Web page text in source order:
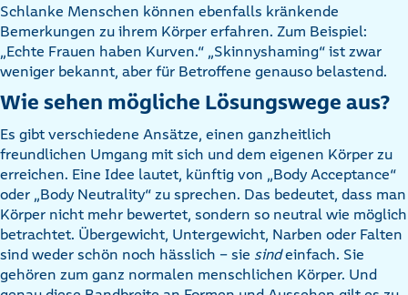
Schlanke Menschen können ebenfalls kränkende
Bemerkungen zu ihrem Körper erfahren. Zum Beispiel:
„Echte Frauen haben Kurven.“ „Skinnyshaming“ ist zwar
weniger bekannt, aber für Betroffene genauso belastend.
Wie sehen mögliche Lösungswege aus?
Es gibt verschiedene Ansätze, einen ganzheitlich
freundlichen Umgang mit sich und dem eigenen Körper zu
erreichen. Eine Idee lautet, künftig von „Body Acceptance“
oder „Body Neutrality“ zu sprechen. Das bedeutet, dass man
Körper nicht mehr bewertet, sondern so neutral wie möglich
betrachtet. Übergewicht, Untergewicht, Narben oder Falten
sind weder schön noch hässlich – sie sindeinfach. Sie
gehören zum ganz normalen menschlichen Körper. Und